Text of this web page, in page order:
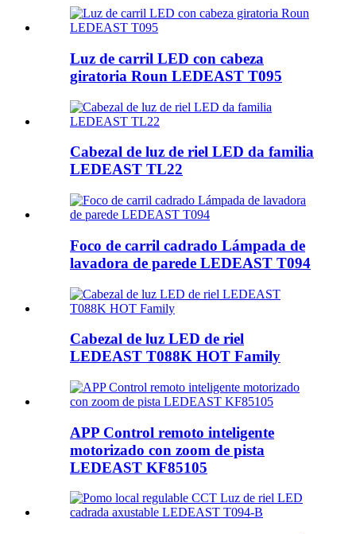
Luz de carril LED con cabeza
giratoria Roun LEDEAST T095
Cabezal de luz de riel LED da familia
LEDEAST TL22
Foco de carril cadrado Lámpada de
lavadora de parede LEDEAST T094
Cabezal de luz LED de riel
LEDEAST T088K HOT Family
APP Control remoto inteligente
motorizado con zoom de pista
LEDEAST KF85105